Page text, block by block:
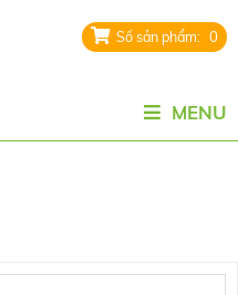
0
MENU